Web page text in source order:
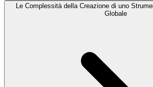
Le Complessità della Creazione di uno
Globale